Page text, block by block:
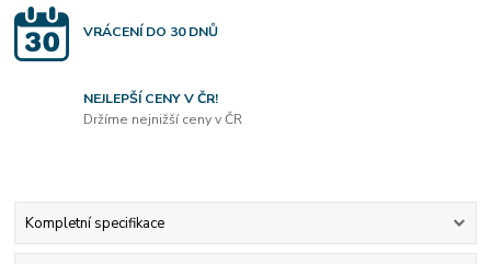
VRÁCENÍ DO 30 DNŮ
NEJLEPŠÍ CENY V ČR!
Držíme nejnižší ceny v ČR
Kompletní specifikace